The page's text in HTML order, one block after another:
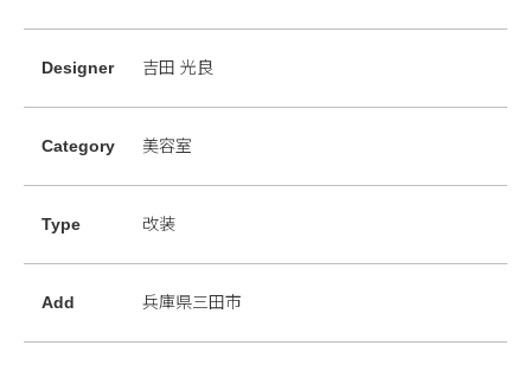
Designer 吉田 光良
Category 美容室
Type 改装
Add 兵庫県三田市